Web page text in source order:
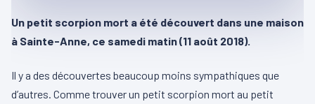
Un petit scorpion mort a été découvert dans une maison
à Sainte-Anne, ce samedi matin (11 août 2018).
Il y a des découvertes beaucoup moins sympathiques que
d’autres. Comme trouver un petit scorpion mort au petit